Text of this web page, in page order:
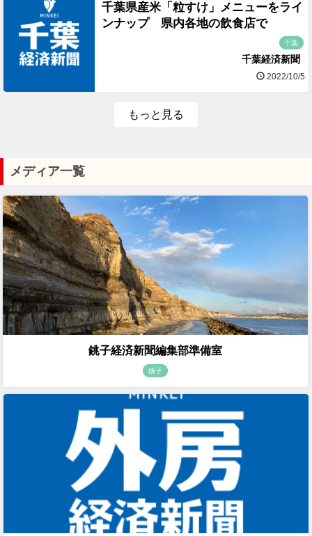
千葉県産米「粒すけ」メニューをライ
ンナップ 県内各地の飲食店で
千葉
千葉経済新聞
2022/10/5
もっと見る
メディア一覧
銚子経済新聞編集部準備室
銚子